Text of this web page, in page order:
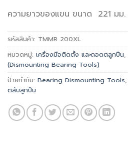
ความยาวของแขน ขนาด 221 มม.
รหัสสินค้า: TMMR 200XL
หมวดหมู่: เครื่องมือติดตั้ง และถอดตลูกปืน,
(Dismounting Bearing Tools)
ป้ายกำกับ: Bearing Dismounting Tools,
ตลับลูกปืน